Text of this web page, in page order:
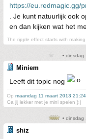
https://eu.redmagic.gg/
. Je kunt natuurlijk ook
en dan kijken wat het
The ripple effect starts with
• dinsdag
Miniem
Leeft dit topic nog
Op maandag 11 maart 2013 21:24
Ga jij lekker met je mini spelen }:|
• dinsdag
shiz